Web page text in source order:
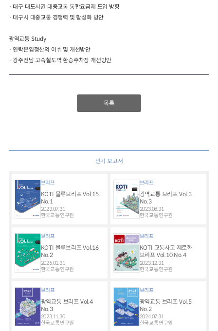
· 대구 대도시권 대중교통 통합요금제 도입 방향
· 대구시 대중교통 경쟁력 및 활성화 방안
광역교통 Study
· 연락운임정산의 이슈 및 개선방안
· 광주전남 고속철도역 환승주차장 개선방안
목록
인기 보고서
브리프
KOTI 물류브리프 Vol.15
No.1
2023.07.31
한국교통연구원
브리프
광역교통 브리프 Vol.3
No.3
2023.08.31
한국교통연구원
브리프
KOTI 물류브리프 Vol.16
No.2
2025.01.31
한국교통연구원
브리프
KOTI 교통사고 제로화
브리프 Vol.10 No.4
2023.12.31
한국교통연구원
브리프
광역교통 브리프 Vol.4
No.3
2023.11.30
한국교통연구원
브리프
광역교통 브리프 Vol.5
No.2
2024.07.31
한국교통연구원